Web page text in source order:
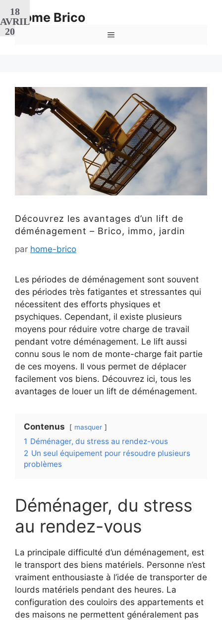
au
contenu
Home Brico
MENU
Découvrez les avantages d’un lift de
déménagement – Brico, immo, jardin
18
AVRIL
2019
par home-brico
Les périodes de déménagement sont souvent
des périodes très fatigantes et stressantes qui
nécessitent des efforts physiques et
psychiques. Cependant, il existe plusieurs
moyens pour réduire votre charge de travail
pendant votre déménagement. Le lift aussi
connu sous le nom de monte-charge fait partie
de ces moyens. Il vous permet de déplacer
facilement vos biens. Découvrez ici, tous les
avantages de louer un lift de déménagement.
Contenus masquer
1 Déménager, du stress au rendez-vous
2 Un seul équipement pour résoudre plusieurs
problèmes
Déménager, du stress
au rendez-vous
La principale difficulté d’un déménagement, est
le transport des biens matériels. Personne n’est
vraiment enthousiaste à l’idée de transporter de
lourds matériels pendant des heures. La
configuration des couloirs des appartements et
des maisons ne permettent généralement pas